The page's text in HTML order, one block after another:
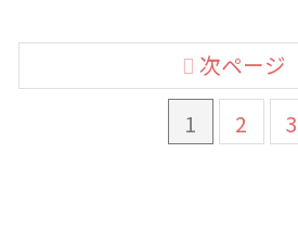
1 2 3
次ページ